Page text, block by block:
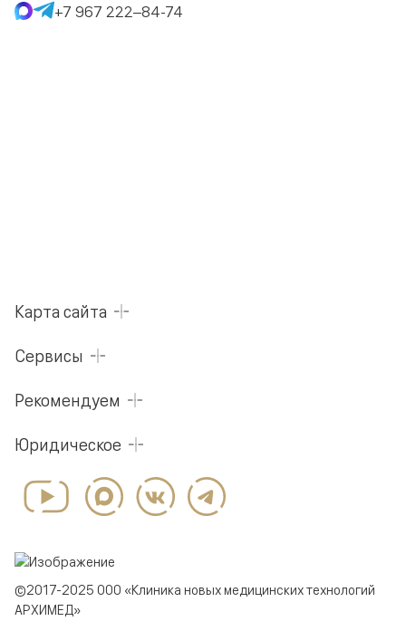
+7 967 222–84-74
Карта сайта
Сервисы
Рекомендуем
Юридическое
©2017-2025 ООО «Клиника новых медицинских технологий
АРХИМЕД»